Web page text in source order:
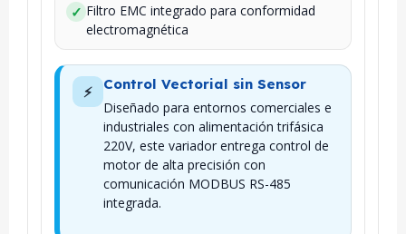
✓ Filtro EMC integrado para conformidad
electromagnética
⚡
Control Vectorial sin Sensor
Diseñado para entornos comerciales e
industriales con alimentación trifásica
220V, este variador entrega control de
motor de alta precisión con
comunicación MODBUS RS-485
integrada.